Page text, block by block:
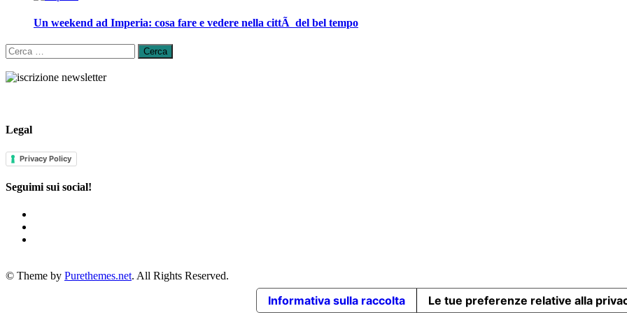
Un weekend ad Imperia: cosa fare e vedere nella cittÃ del bel tempo
Ricerca
per:
Legal
Privacy Policy
Seguimi sui social!
© Theme by Purethemes.net. All Rights Reserved.
Informativa sulla raccolta Le tue preferenze relative alla